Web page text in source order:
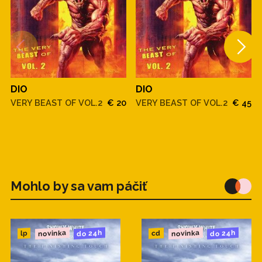
3. We Rock
4. Here's To You
DIO
VERY BEAST OF VOL.2 € 20
DIO
VERY BEAST OF VOL.2 € 45
Mohlo by sa vam páčiť
lp novinka do 24h cd novinka do 24h